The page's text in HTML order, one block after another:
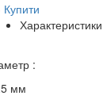
Купити
Характеристики
:
мм